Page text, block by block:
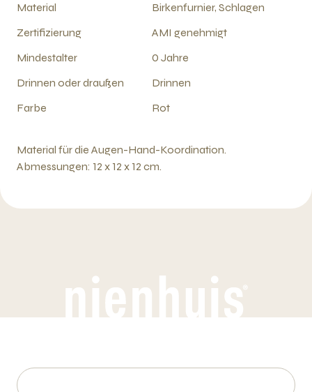
Material
Birkenfurnier, Schlagen
Zertifizierung
AMI genehmigt
Mindestalter
0 Jahre
Drinnen oder draußen
Drinnen
Farbe
Rot
Material für die Augen-Hand-Koordination.
Abmessungen: 12 x 12 x 12 cm.